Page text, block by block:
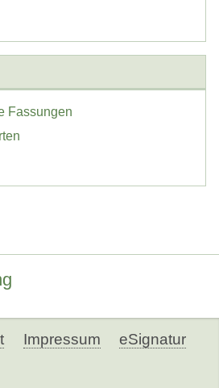
Fassungen
Impressum eSignatur